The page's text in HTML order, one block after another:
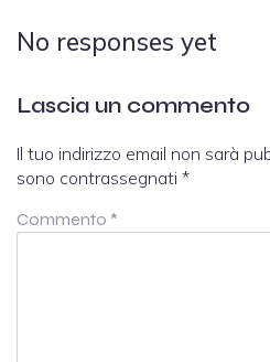
No responses yet
Lascia un commento
Il tuo indirizzo email non sarà
sono contrassegnati *
Commento *